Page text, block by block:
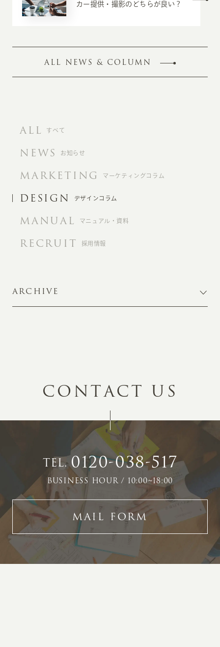
カー提供・撮影のどちらが良い？
ALL NEWS & COLUMN
ALL すべて
NEWS お知らせ
MARKETING マーケティングコラム
DESIGN デザインコラム
MANUAL マニュアル・資料
RECRUIT 採用情報
ARCHIVE
CONTACT US
TEL.0120-038-517
BUSINESS HOUR / 10:00~18:00
MAIL FORM